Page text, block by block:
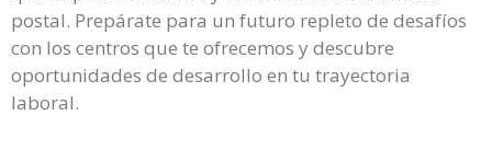
postal. Prepárate para un futuro repleto de desafíos
con los centros que te ofrecemos y descubre
oportunidades de desarrollo en tu trayectoria
laboral.